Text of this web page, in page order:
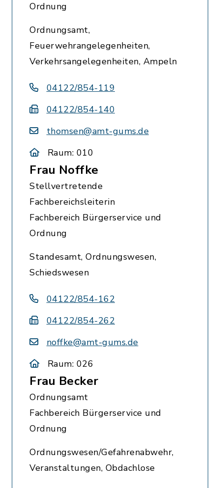
Ordnung
Ordnungsamt,
Feuerwehrangelegenheiten,
Verkehrsangelegenheiten, Ampeln
04122/854-119
04122/854-140
thomsen@amt-gums.de
Raum: 010
Frau Noffke
Stellvertretende
Fachbereichsleiterin
Fachbereich Bürgerservice und
Ordnung
Standesamt, Ordnungswesen,
Schiedswesen
04122/854-162
04122/854-262
noffke@amt-gums.de
Raum: 026
Frau Becker
Ordnungsamt
Fachbereich Bürgerservice und
Ordnung
Ordnungswesen/Gefahrenabwehr,
Veranstaltungen, Obdachlose